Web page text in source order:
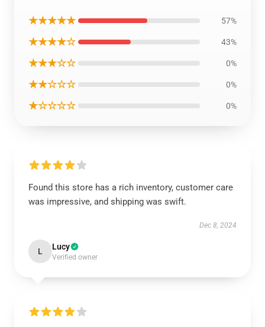
★★★★★ 57%
★★★★☆ 43%
★★★☆☆ 0%
★★☆☆☆ 0%
★☆☆☆☆ 0%
Found this store has a rich inventory, customer care
was impressive, and shipping was swift.
Dec 8, 2024
L Lucy
Verified owner